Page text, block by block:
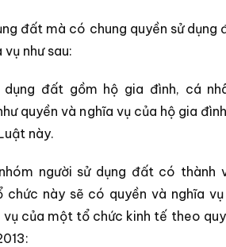
đất mà có chung quyền sử dụng
như sau:
dụng đất gồm hộ gia đình, cá
quyền và nghĩa vụ của hộ gia
này.
người sử dụng đất có thành
chức này sẽ có quyền và nghĩa
vụ của một tổ chức kinh tế theo